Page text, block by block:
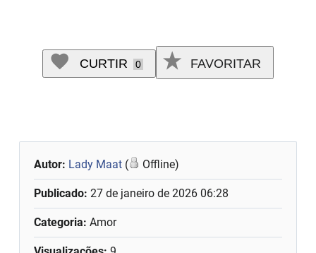
CURTIR 0 FAVORITAR
Autor: Lady Maat ( Offline)
Publicado:27 de janeiro de 2026 06:28
Categoria: Amor